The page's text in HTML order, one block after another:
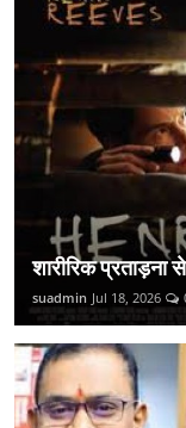
शारीरिक प्रताड़ना
suadmin Jul 18, 2026